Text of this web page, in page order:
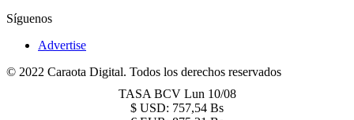
Síguenos
Advertise
© 2022 Caraota Digital. Todos los derechos reservados
TASA BCV Lun 10/08
$ USD: 757,54 Bs